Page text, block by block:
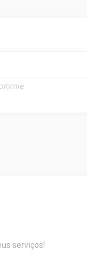
serviços!